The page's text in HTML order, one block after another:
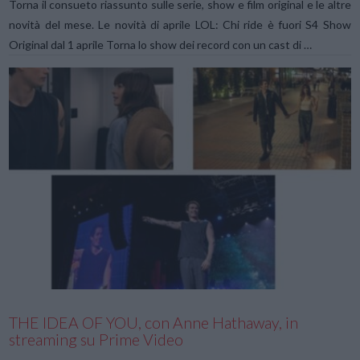
VIEW POST
Torna il consueto riassunto sulle serie, show e film original e le altre
novità del mese. Le novità di aprile LOL: Chi ride è fuori S4 Show
Original dal 1 aprile Torna lo show dei record con un cast di …
THE IDEA OF YOU, con Anne Hathaway, in
streaming su Prime Video